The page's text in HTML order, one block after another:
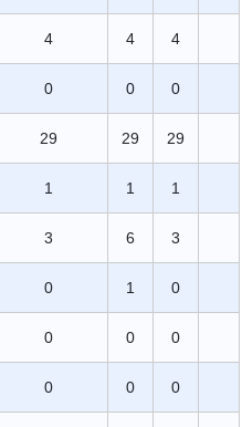
4 4 4
0 0 0
29 29 29
1 1 1
3 6 3
0 1 0
0 0 0
0 0 0